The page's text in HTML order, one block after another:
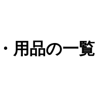
用品の一覧